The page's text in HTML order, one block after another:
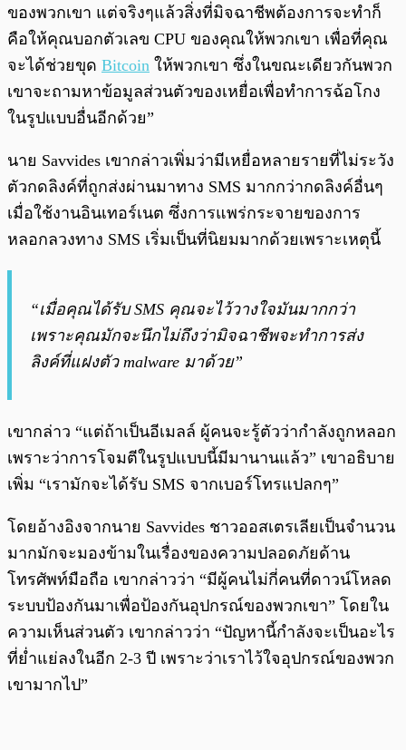
ของพวกเขา แต่จริงๆแล้วสิ่งที่มิจฉาชีพต้องการจะทำก็
คือให้คุณบอกตัวเลข CPU ของคุณให้พวกเขา เพื่อที่คุณ
จะได้ช่วยขุด Bitcoin ให้พวกเขา ซึ่งในขณะเดียวกันพวก
เขาจะถามหาข้อมูลส่วนตัวของเหยื่อเพื่อทำการฉ้อโกง
ในรูปแบบอื่นอีกด้วย”
นาย Savvides เขากล่าวเพิ่มว่ามีเหยื่อหลายรายที่ไม่ระวัง
ตัวกดลิงค์ที่ถูกส่งผ่านมาทาง SMS มากกว่ากดลิงค์อื่นๆ
เมื่อใช้งานอินเทอร์เนต ซึ่งการแพร่กระจายของการ
หลอกลวงทาง SMS เริ่มเป็นที่นิยมมากด้วยเพราะเหตุนี้
“เมื่อคุณได้รับ SMS คุณจะไว้วางใจมันมากกว่า
เพราะคุณมักจะนึกไม่ถึงว่ามิจฉาชีพจะทำการส่ง
ลิงค์ที่แฝงตัว malware มาด้วย”
เขากล่าว “แต่ถ้าเป็นอีเมลล์ ผู้คนจะรู้ตัวว่ากำลังถูกหลอก
เพราะว่าการโจมตีในรูปแบบนี้มีมานานแล้ว” เขาอธิบาย
เพิ่ม “เรามักจะได้รับ SMS จากเบอร์โทรแปลกๆ”
โดยอ้างอิงจากนาย Savvides ชาวออสเตรเลียเป็นจำนวน
มากมักจะมองข้ามในเรื่องของความปลอดภัยด้าน
โทรศัพท์มือถือ เขากล่าวว่า “มีผู้คนไม่กี่คนที่ดาวน์โหลด
ระบบป้องกันมาเพื่อป้องกันอุปกรณ์ของพวกเขา” โดยใน
ความเห็นส่วนตัว เขากล่าวว่า “ปัญหานี้กำลังจะเป็นอะไร
ที่ย่ำแย่ลงในอีก 2-3 ปี เพราะว่าเราไว้ใจอุปกรณ์ของพวก
เขามากไป”